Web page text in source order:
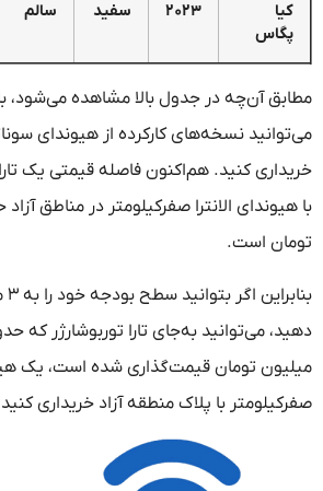
سفید سالم
در جدول بالا مشاهده می‌شود، با بودجه
نسخه‌های کارکرده از هیوندای سوناتا و کیا
کنید. هم‌اکنون فاصله قیمتی یک تارا
بنابراین اگر بتوانید سطح
قیمت‌گذاری شده است، یک هیوندای
با پلاک منطقه آزاد خریداری کنید.